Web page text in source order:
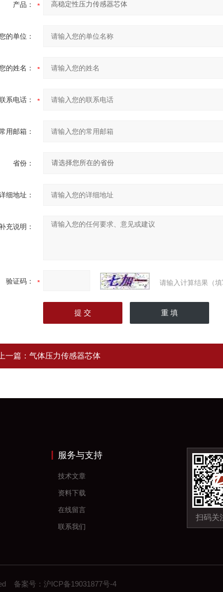
产品：
的单位：
的姓名：
系电话：
用邮箱：
省份：
细地址：
充说明：
验证码： 请输入计算结果（
上一篇： 气体压力传感器芯体
服务与支持
技术文章
资料下载
在线留言
联系我们
扫码关
备案号： 沪ICP备19031877号-4